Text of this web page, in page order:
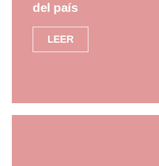
del país
LEER